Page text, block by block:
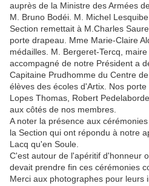
auprès de la Ministre des Armées
M. Bruno Bodéi. M. Michel
Section remettait à M.Charles
porte drapeau. Mme Marie-Claire
médailles. M. Bergeret-Tercq, maire
accompagné de notre Président a
Capitaine Prudhomme du Centre
élèves des écoles d'Artix. Nos
Lopes Thomas, Robert
aux côtés de nos membres.
A noter la présence aux
la Section qui ont répondu à notre
Lacq qu'en Soule.
C'est autour de l'apéritif d'honneur
devait prendre fin ces cérémonies
Merci aux photographes pour leurs